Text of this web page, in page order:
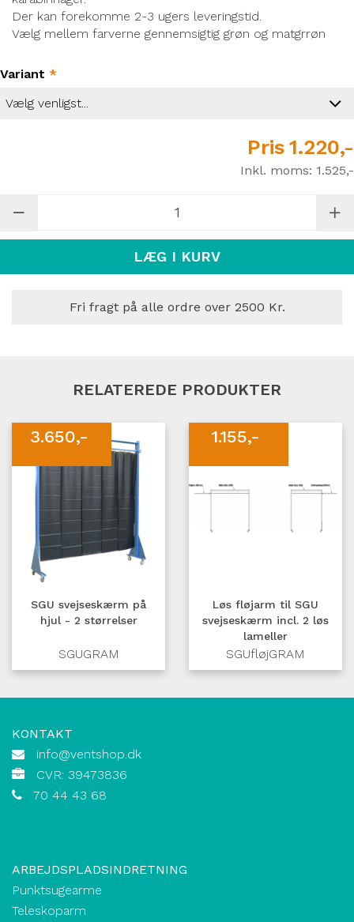
Der kan forekomme 2-3 ugers leveringstid.
Vælg mellem farverne gennemsigtig grøn og matgrrøn
Variant *
Pris 1.220,-
Inkl. moms: 1.525,-
LÆG I KURV
Fri fragt på alle ordre over 2500 Kr.
RELATEREDE PRODUKTER
3.650,-
SGU svejseskærm på
hjul - 2 størrelser
SGUGRAM
1.155,-
Løs fløjarm til SGU
svejseskærm incl. 2 løs
lameller
SGUfløjGRAM
KONTAKT
info@ventshop.dk
CVR: 39473836
70 44 43 68
ARBEJDSPLADSINDRETNING
Punktsugearme
Teleskoparm